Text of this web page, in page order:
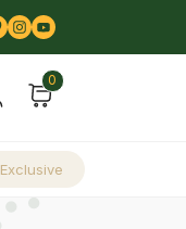
0
Exclusive